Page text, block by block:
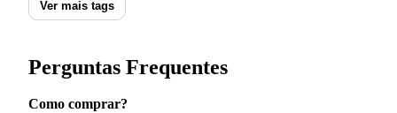
Ver mais tags
Perguntas Frequentes
Como comprar?